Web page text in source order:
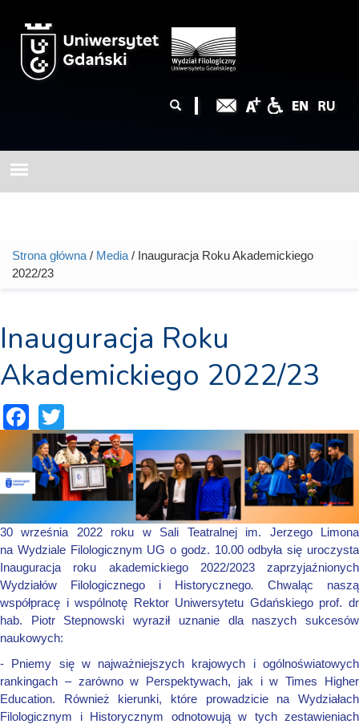
wyszukiwania
Jesteś tutaj
Strona główna / Media / Inauguracja Roku Akademickiego
2022/23
Inauguracja Roku
Akademickiego 2022/23
Facebook
30 września 2022 roku w Sali Teatralnej im. Jerzego Limona
na Wydziale Filologicznym UG o godz. 10.00 odbyła się uroczysta
Inauguracja roku akademickiego 2022/2023 zaprzyjaźnionych
Wydziałów Filologicznego i Historycznego. Chwaląc naszą
współpracę iwspólnotę Rektor Uniwersytetu Gdańskiego prof. dr
hab. Piotr Stepnowski wyraził uznanie dla naszych sukcesów
naukowych:
- Pniemy się w najważniejszych krajowych i ogólnoświatowych
rankingach – zarówno w Perspektywach, jak i w Times Higher
Education. Również kierunki, które prowadzicie na Wydziałach
Filologicznym i Historycznym odnotowują w tych zestawieniach